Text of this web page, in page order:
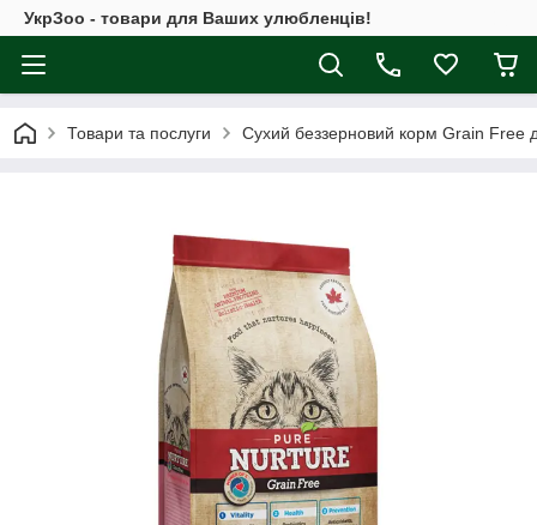
УкрЗоо - товари для Ваших улюбленців!
Товари та послуги Сухий беззерновий корм Grain Free